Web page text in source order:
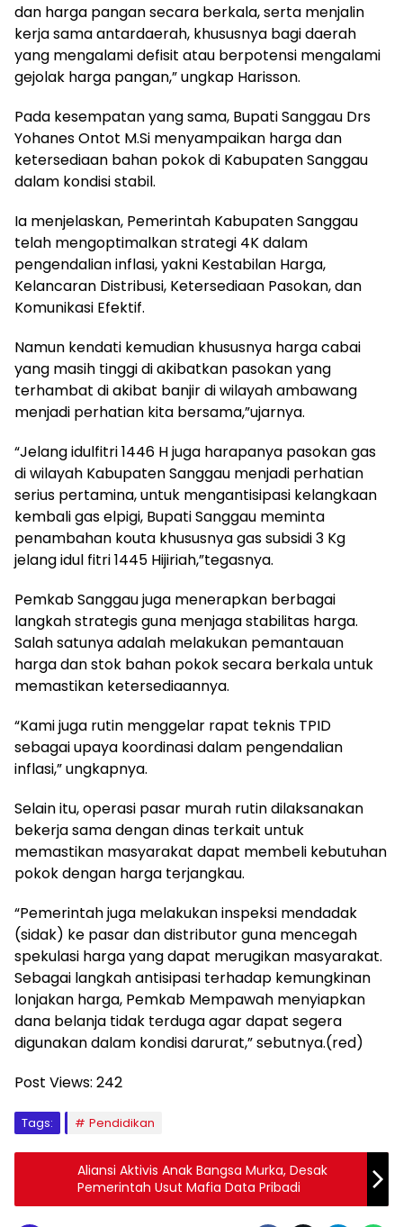
dan harga pangan secara berkala, serta menjalin
kerja sama antardaerah, khususnya bagi daerah
yang mengalami defisit atau berpotensi mengalami
gejolak harga pangan,” ungkap Harisson.
Pada kesempatan yang sama, Bupati Sanggau Drs
Yohanes Ontot M.Si menyampaikan harga dan
ketersediaan bahan pokok di Kabupaten Sanggau
dalam kondisi stabil.
Ia menjelaskan, Pemerintah Kabupaten Sanggau
telah mengoptimalkan strategi 4K dalam
pengendalian inflasi, yakni Kestabilan Harga,
Kelancaran Distribusi, Ketersediaan Pasokan, dan
Komunikasi Efektif.
Namun kendati kemudian khususnya harga cabai
yang masih tinggi di akibatkan pasokan yang
terhambat di akibat banjir di wilayah ambawang
menjadi perhatian kita bersama,”ujarnya.
“Jelang idulfitri 1446 H juga harapanya pasokan gas
di wilayah Kabupaten Sanggau menjadi perhatian
serius pertamina, untuk mengantisipasi kelangkaan
kembali gas elpigi, Bupati Sanggau meminta
penambahan kouta khususnya gas subsidi 3 Kg
jelang idul fitri 1445 Hijiriah,”tegasnya.
Pemkab Sanggau juga menerapkan berbagai
langkah strategis guna menjaga stabilitas harga.
Salah satunya adalah melakukan pemantauan
harga dan stok bahan pokok secara berkala untuk
memastikan ketersediaannya.
“Kami juga rutin menggelar rapat teknis TPID
sebagai upaya koordinasi dalam pengendalian
inflasi,” ungkapnya.
Selain itu, operasi pasar murah rutin dilaksanakan
bekerja sama dengan dinas terkait untuk
memastikan masyarakat dapat membeli kebutuhan
pokok dengan harga terjangkau.
“Pemerintah juga melakukan inspeksi mendadak
(sidak) ke pasar dan distributor guna mencegah
spekulasi harga yang dapat merugikan masyarakat.
Sebagai langkah antisipasi terhadap kemungkinan
lonjakan harga, Pemkab Mempawah menyiapkan
dana belanja tidak terduga agar dapat segera
digunakan dalam kondisi darurat,” sebutnya.(red)
Post Views: 242
Tags: Pendidikan
Aliansi Aktivis Anak Bangsa Murka, Desak
Pemerintah Usut Mafia Data Pribadi